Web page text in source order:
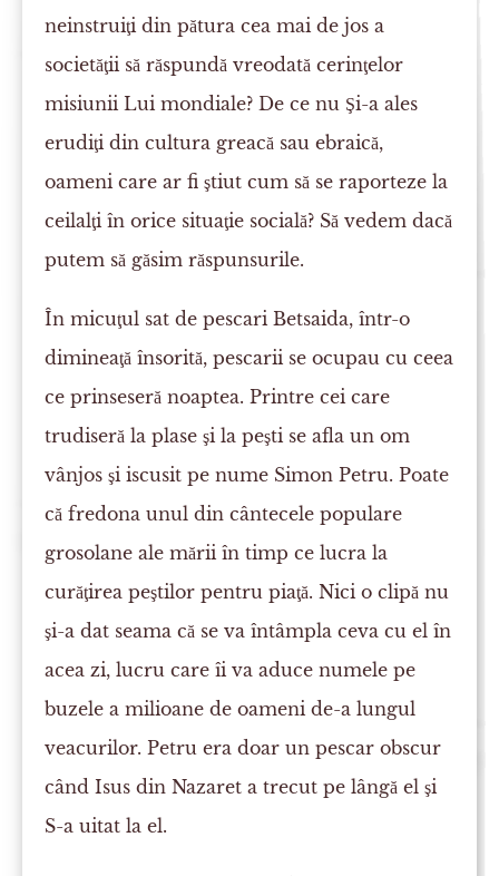
neinstruiţi din pătura cea mai de jos a
societăţii să răspundă vreodată cerinţelor
misiunii Lui mondiale? De ce nu Şi-a ales
erudiţi din cultura greacă sau ebraică,
oameni care ar fi ştiut cum să se raporteze la
ceilalţi în orice situaţie socială? Să vedem dacă
putem să găsim răspunsurile.
În micuţul sat de pescari Betsaida, într-o
dimineaţă însorită, pescarii se ocupau cu ceea
ce prinseseră noaptea. Printre cei care
trudiseră la plase şi la peşti se afla un om
vânjos şi iscusit pe nume Simon Petru. Poate
că fredona unul din cântecele populare
grosolane ale mării în timp ce lucra la
curăţirea peştilor pentru piaţă. Nici o clipă nu
şi-a dat seama că se va întâmpla ceva cu el în
acea zi, lucru care îi va aduce numele pe
buzele a milioane de oameni de-a lungul
veacurilor. Petru era doar un pescar obscur
când Isus din Nazaret a trecut pe lângă el şi
S-a uitat la el.